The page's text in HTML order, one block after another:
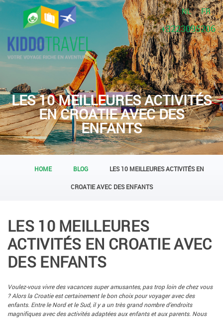
NL FR
+3223095206
LES 10 MEILLEURES ACTIVITÉS
EN CROATIE AVEC DES
ENFANTS
HOME BLOG LES 10 MEILLEURES ACTIVITÉS EN
CROATIE AVEC DES ENFANTS
LES 10 MEILLEURES
ACTIVITÉS EN CROATIE AVEC
DES ENFANTS
Voulez-vous vivre des vacances super amusantes, pas trop loin de chez vous
? Alors la Croatie est certainement le bon choix pour voyager avec des
enfants. Entre le Nord et le Sud, il y a un très grand nombre d’endroits
magnifiques avec des activités adaptées aux enfants et aux parents. Nous